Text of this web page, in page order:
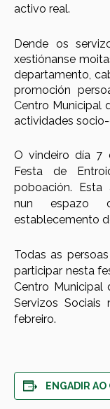
activo real.
Dende os
xestiónanse
departamento,
promoción
Centro Municipal
actividades
O vindeiro día 7
Festa de
poboación. Esta
nun espazo
establecemento
Todas as
participar nesta
Centro
Servizos Sociais
febreiro.
ENGADIR